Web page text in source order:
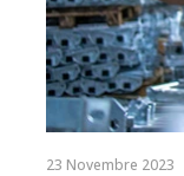
23 Novembre 2023